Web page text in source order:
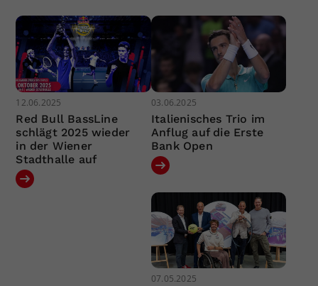
12.06.2025
Red Bull BassLine
schlägt 2025 wieder
in der Wiener
Stadthalle auf
03.06.2025
Italienisches Trio im
Anflug auf die Erste
Bank Open
07.05.2025